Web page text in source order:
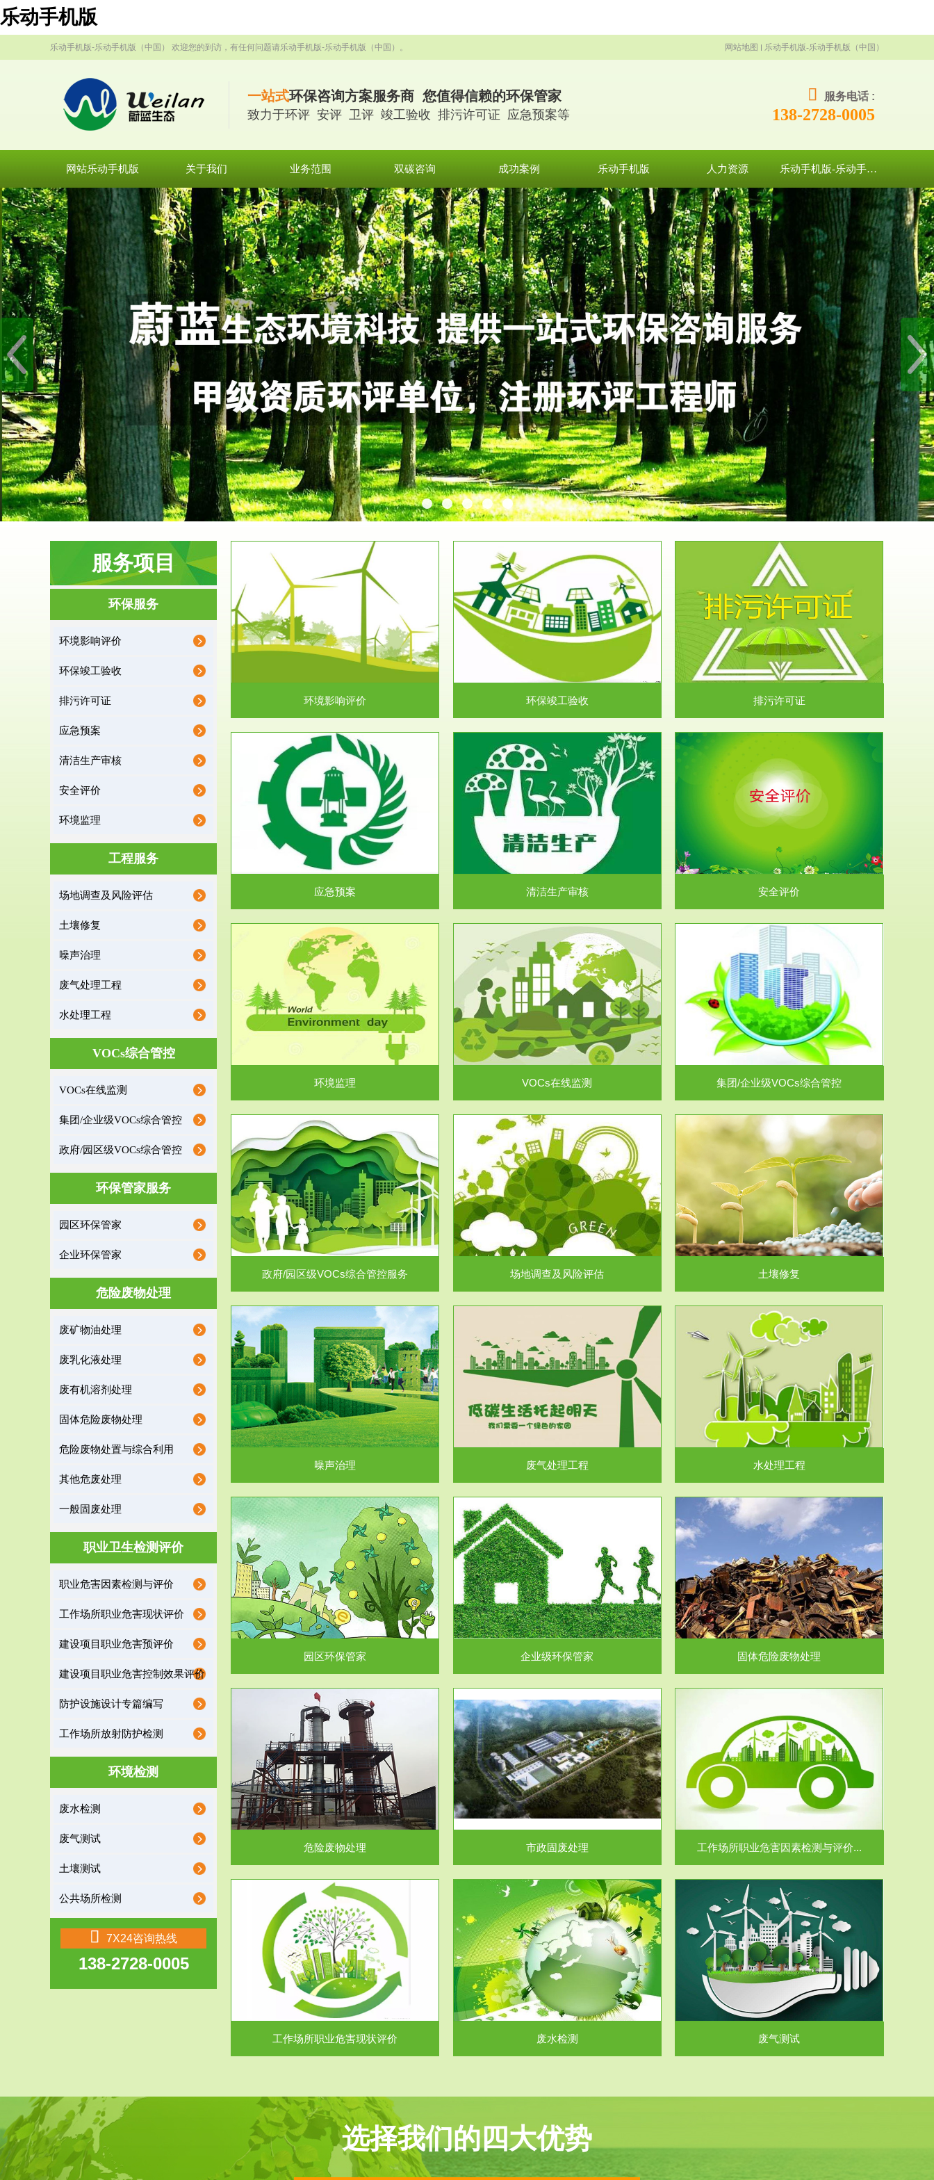
乐动手机版
乐动手机版-乐动手机版（中国） 欢迎您的到访，有任何问题请乐动手机版-乐动手机版（中国）。 网站地图 乐动手机版-乐动手机版（中国）
一站式环保咨询方案服务商 您值得信赖的环保管家
致力于环评 安评 卫评 竣工验收 排污许可证 应急预案等
服务电话 :
138-2728-0005
网站乐动手机版 关于我们 业务范围 双碳咨询 成功案例 乐动手机版 人力资源 乐动手机版-乐动手机版（中国）
服务项目
环保服务
环境影响评价
环保竣工验收
排污许可证
应急预案
清洁生产审核
安全评价
环境监理
工程服务
场地调查及风险评估
土壤修复
噪声治理
废气处理工程
水处理工程
VOCs综合管控
VOCs在线监测
集团/企业级VOCs综合管控
政府/园区级VOCs综合管控
环保管家服务
园区环保管家
企业环保管家
危险废物处理
废矿物油处理
废乳化液处理
废有机溶剂处理
固体危险废物处理
危险废物处置与综合利用
其他危废处理
一般固废处理
职业卫生检测评价
职业危害因素检测与评价
工作场所职业危害现状评价
建设项目职业危害预评价
建设项目职业危害控制效果评价
防护设施设计专篇编写
工作场所放射防护检测
环境检测
废水检测
废气测试
土壤测试
公共场所检测
7X24咨询热线
138-2728-0005
服务范围
环境影响评价
据《中华人民共和国环境保护法》第十九条 编制
有关开发利用规划，建...
环境影响评价
服务范围
环保竣工验收
根据《建设项目环境保护管理条例》第十七条 编
制环境影响报告书、...
环保竣工验收
服务范围
排污许可证
排污许可申报咨询：（排污许可证）根据《中华
人民共和国环境保护法》...
排污许可证
业事业单位应当按照...
应急预案
服务范围
清洁生产审核
根据《中华人民共和国清洁生产促进法》、《清
洁生产审核暂行办法...
清洁生产审核
服务范围
安全评价
安全评价安全评价目的是查找、分析和预测工
程、系统、生产经营活...
安全评价
收监管的重要辅助...
环境监理
服务范围
VOCs在线监测
根据《重点区域大气污染防治“十二五”规划》有
机废气净化率达...
VOCs在线监测
服务范围
集团/企业级VOCs综合管控
进行VOCs管控，首先就要找到排放的源头，并
监测估算出排放量。企业...
集团/企业级VOCs综合管控
政府/园区级VOCs综合管控服务
根据《石化行业挥发性有机物综合整治方案》文
政府/园区级VOCs综合管控服务
服务范围
场地调查及风险评估
受政府或企业委托，对于拟关停搬迁和拟变更土
地利用方式或者土地使...
场地调查及风险评估
服务范围
土壤修复
土壤修复
服务范围
噪声治理
噪声治理
服务范围
废气处理工程
废气处理工程
服务范围
水处理工程
水处理工程
服务范围
园区环保管家
保护作用促进供给侧结...
园区环保管家
服务范围
企业级环保管家
排污许可证作为企业环保执法情况的一个重要依
据，其必要性及合规性...
企业级环保管家
服务范围
固体危险废物处理
固体废物解释：固体废物是指人们在生产建设、
日常生活和其他活动中...
固体危险废物处理
服务范围
危险废物处理
危险废物解释：根据《中华人民共和国固体废物
污染防治法》的规定，危...
危险废物处理
服务范围
市政固废处理
蔚蓝生态环境科技所从事的市政废物处理业务包
括市政废物的处理处...
市政固废处理
服务范围
工作场所职业危害因素检测与评价...
【检测评价意义】：全面了解工作场所职业病危
害因素分布与浓（强）度...
工作场所职业危害因素检测与评价...
服务范围
工作场所职业危害现状评价
工作场所职业危害现状评价
服务范围
废水检测
废水污水检测主要是对企业工厂在生产工艺过程
中排出的废水、污水...
废水检测
服务范围
废气测试
检测范围工业废气检测包括有机废气和无机废
气。有机废气主要包括...
废气测试
选择我们的四大优势